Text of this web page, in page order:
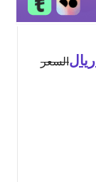
السعر